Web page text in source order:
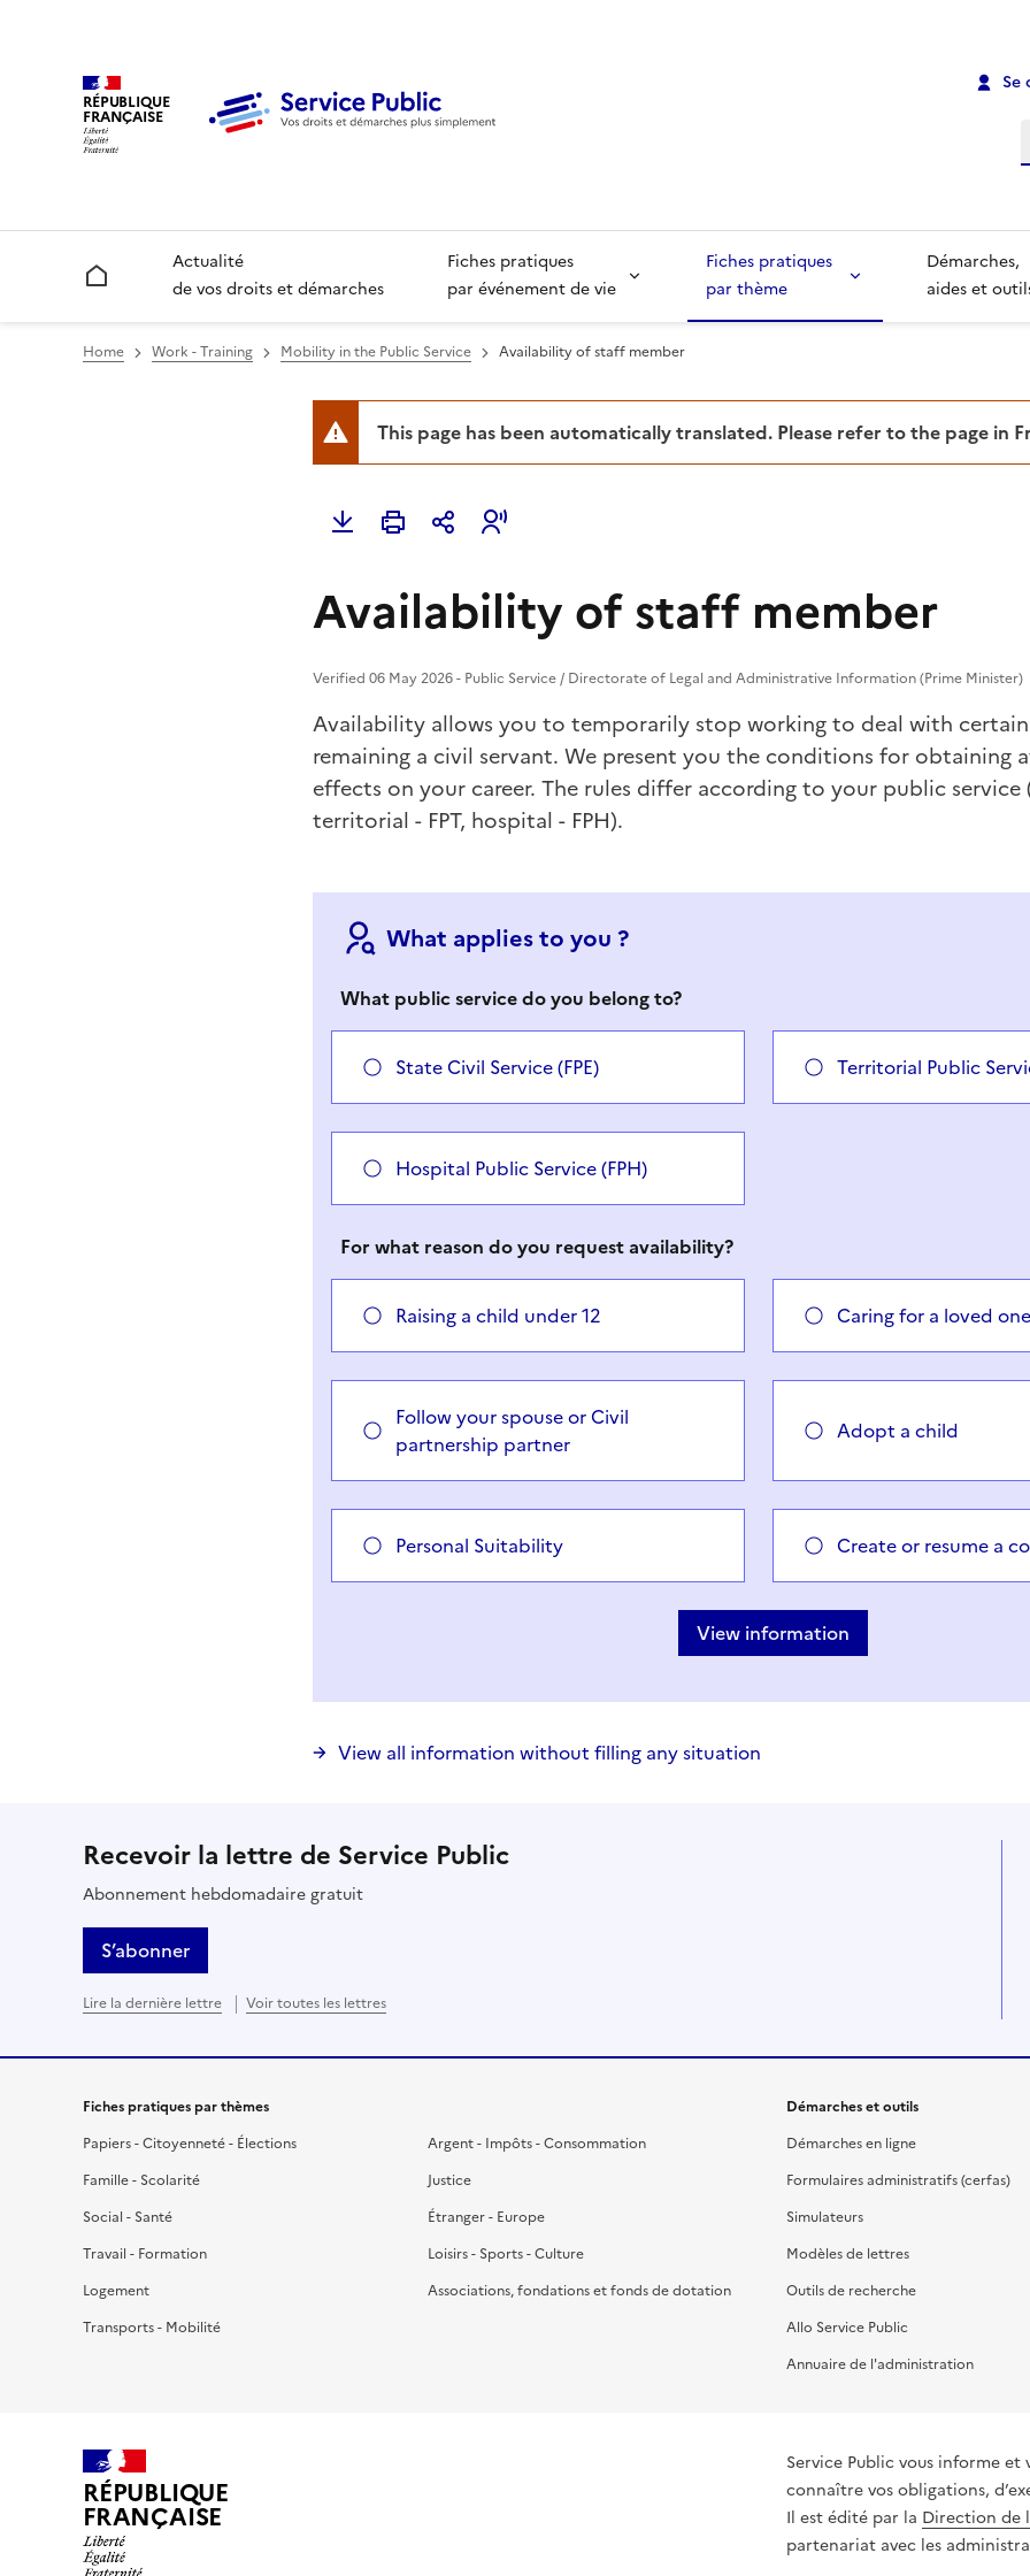
RÉPUBLIQUE
FRANÇAISE
Se
Accueil
Actualité
de vos droits et démarches
Fiches pratiques
par événement de vie
Fiches pratiques
par thème
Démarches,
aides et
Home Work - Training Mobility in the Public Service Availability of staff member
This page has been automatically translated. Please refer to the page in
Availability of staff member
Verified 06 May 2026 - Public Service / Directorate of Legal and Administrative Information (Prime Minister)
Availability allows you to temporarily stop working to deal with
remaining a civil servant. We present you the conditions for obtaining
effects on your career. The rules differ according to your public service
territorial - FPT, hospital - FPH).
What applies to you ?
What public service do you belong to?
State Civil Service (FPE) Territorial Public
Hospital Public Service (FPH)
For what reason do you request availability?
Raising a child under 12 Caring for a loved one
Follow your spouse or Civil
partnership partner
Adopt a child
Personal Suitability Create or resume a
View information
View all information without filling any situation
Recevoir la lettre de Service Public
Abonnement hebdomadaire gratuit
S’abonner
Lire la dernière lettre Voir toutes les lettres
Fiches pratiques par thèmes
Papiers - Citoyenneté - Élections
Famille - Scolarité
Social - Santé
Travail - Formation
Logement
Transports - Mobilité
Argent - Impôts - Consommation
Justice
Étranger - Europe
Loisirs - Sports - Culture
Associations, fondations et fonds de dotation
Démarches et outils
Démarches en ligne
Formulaires administratifs (cerfas)
Simulateurs
Modèles de lettres
Outils de recherche
Allo Service Public
Annuaire de l'administration
RÉPUBLIQUE
FRANÇAISE
Service Public vous informe et vous
connaître vos obligations,
Il est édité par la Direction de
partenariat avec les